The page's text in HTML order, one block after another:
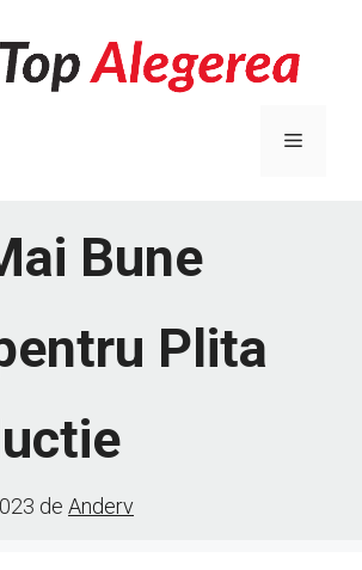
Meniu
Bune
Plita
de Anderv